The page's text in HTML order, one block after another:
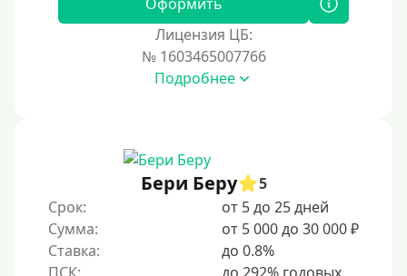
Категории заемщиков
Несовершеннолетним
Без прописки
Без регистрации
С временной регистрацией
Лицензия ЦБ:
№ 1603465007766
Подробнее
Бери Беру
5
Срок:
от 5 до 25 дней
Сумма:
от 5 000 до 30 000 ₽
Ставка:
до 0.8%